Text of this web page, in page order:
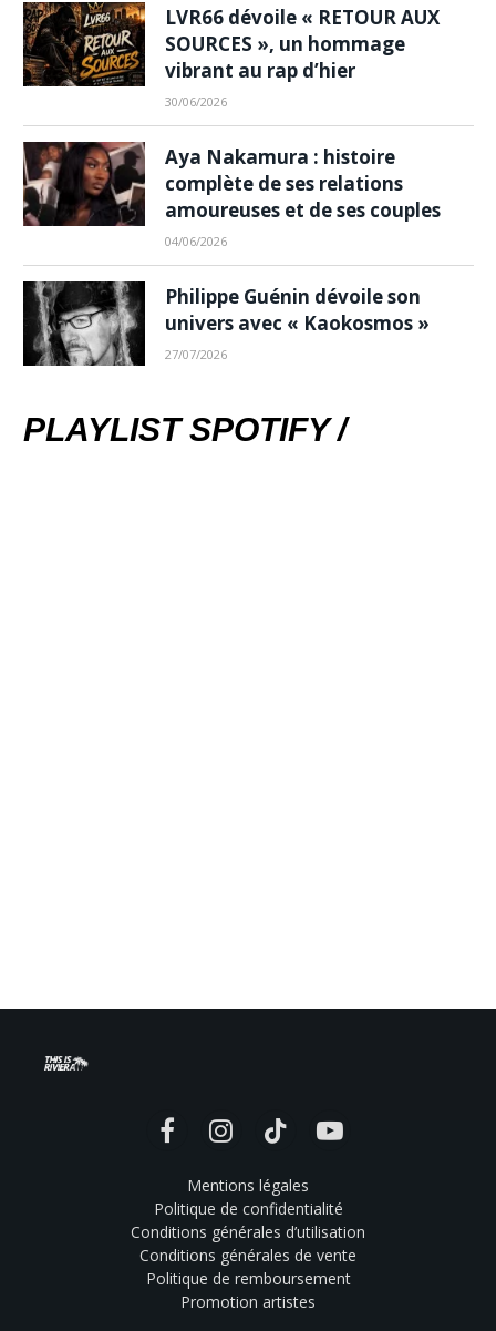
LVR66 dévoile « RETOUR AUX
SOURCES », un hommage
vibrant au rap d’hier
30/06/2026
Aya Nakamura : histoire
complète de ses relations
amoureuses et de ses couples
04/06/2026
Philippe Guénin dévoile son
univers avec « Kaokosmos »
27/07/2026
PLAYLIST SPOTIFY /
FacebookInstagramTikTok YouTube
Mentions légales
Politique de confidentialité
Conditions générales d’utilisation
Conditions générales de vente
Politique de remboursement
Promotion artistes